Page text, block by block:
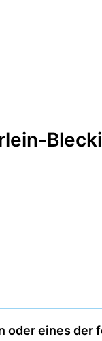
oder eines